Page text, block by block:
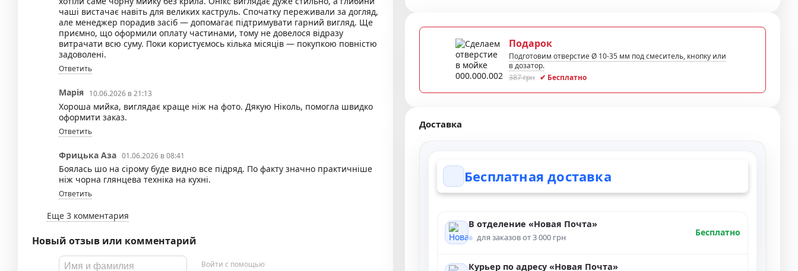
чаші вистачає навіть для великих каструль. Спочатку переживали за догляд,
але менеджер порадив засіб — допомагає підтримувати гарний вигляд. Ще
приємно, що оформили оплату частинами, тому не довелося відразу
витрачати всю суму. Поки користуємось кілька місяців — покупкою повністю
задоволені.
Ответить
Марія 10.06.2026 в 21:13
Хороша мийка, виглядає краще ніж на фото. Дякую Ніколь, помогла швидко
оформити заказ.
Ответить
Фрицька Аза 01.06.2026 в 08:41
Боялась шо на сірому буде видно все підряд. По факту значно практичніше
ніж чорна глянцева техніка на кухні.
Ответить
Еще 3 комментария
Новый отзыв или комментарий
Войти с помощью
Подарок
Подготовим отверстие Ø 10-35 мм под смеситель, кнопку или
в дозатор.
387 грн ✔ Бесплатно
Доставка
Бесплатная доставка
В отделение «Новая Почта»
для заказов от 3 000 грн Бесплатно
Курьер по адресу «Новая Почта»